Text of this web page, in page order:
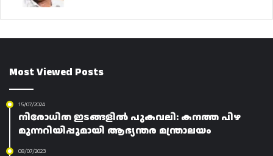
Most Viewed Posts
15/07/2024
നിരോധിത ഇടങ്ങളിൽ പുകവലി: കനത്ത പിഴ
മുന്നറിയിപ്പുമായി ആഭ്യന്തര മന്ത്രാലയം
08/07/2023